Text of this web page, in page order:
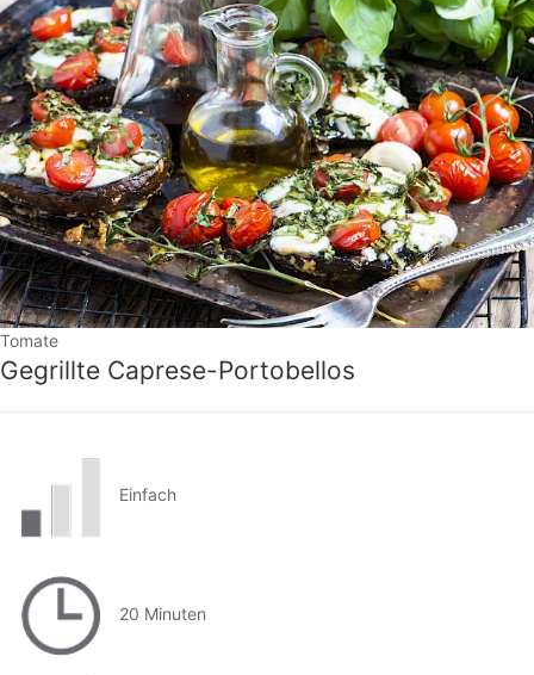
Tomate
Gegrillte Caprese-Portobellos
Einfach
20 Minuten